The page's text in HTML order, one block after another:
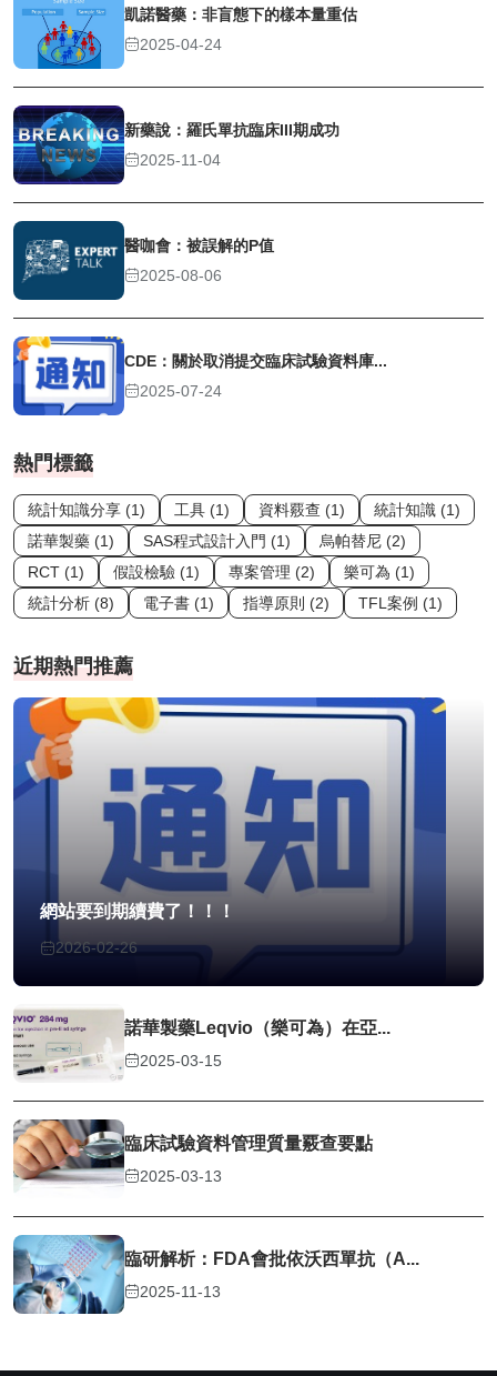
凱諾醫藥：非盲態下的樣本量重估
2025-04-24
新藥說：羅氏單抗臨床III期成功
2025-11-04
醫咖會：被誤解的P值
2025-08-06
CDE：關於取消提交臨床試驗資料庫...
2025-07-24
熱門標籤
統計知識分享 (1) 工具 (1) 資料覈查 (1)
統計知識 (1)
諾華製藥 (1)
SAS程式設計入門 (1)
烏帕替尼 (2)
RCT (1)
假設檢驗 (1) 專案管理 (2)
樂可為 (1)
統計分析 (8)
電子書 (1) 指導原則 (2) TFL案例 (1)
近期熱門推薦
網站要到期續費了！！！
2026-02-26
諾華製藥Leqvio（樂可為）在亞...
2025-03-15
臨床試驗資料管理質量覈查要點
2025-03-13
臨研解析：FDA會批依沃西單抗（A...
2025-11-13